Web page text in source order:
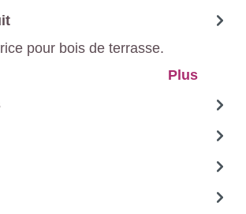
pour bois de terrasse.
Plus